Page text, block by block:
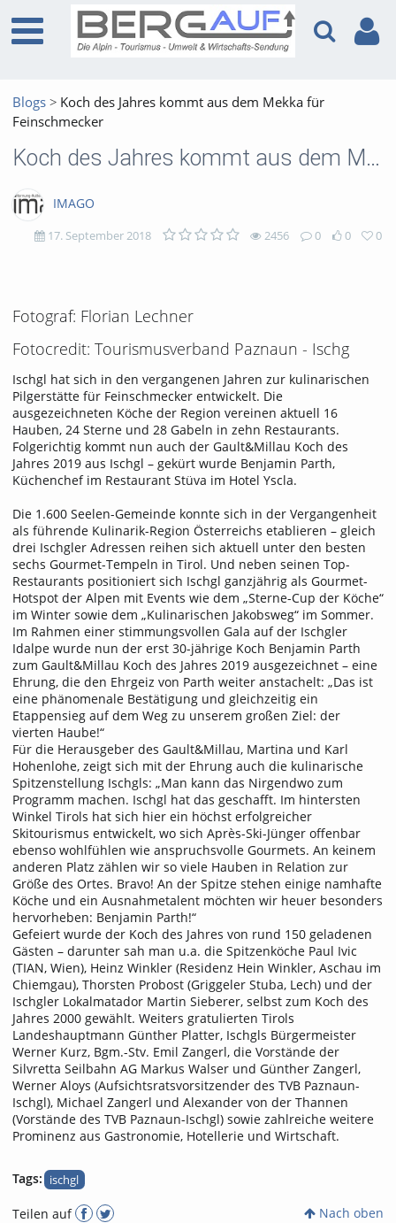
Blogs
Koch des Jahres kommt aus dem Mekka für
Feinschmecker
Koch des Jahres kommt aus dem Mekka für Feinschmecker
IMAGO
17. September 2018 2456 0 0 0
Fotograf: Florian Lechner
Fotocredit: Tourismusverband Paznaun - Ischg
Ischgl hat sich in den vergangenen Jahren zur kulinarischen
Pilgerstätte für Feinschmecker entwickelt. Die
ausgezeichneten Köche der Region vereinen aktuell 16
Hauben, 24 Sterne und 28 Gabeln in zehn Restaurants.
Folgerichtig kommt nun auch der Gault&Millau Koch des
Jahres 2019 aus Ischgl – gekürt wurde Benjamin Parth,
Küchenchef im Restaurant Stüva im Hotel Yscla.
Die 1.600 Seelen-Gemeinde konnte sich in der Vergangenheit
als führende Kulinarik-Region Österreichs etablieren – gleich
drei Ischgler Adressen reihen sich aktuell unter den besten
sechs Gourmet-Tempeln in Tirol. Und neben seinen Top-
Restaurants positioniert sich Ischgl ganzjährig als Gourmet-
Hotspot der Alpen mit Events wie dem „Sterne-Cup der Köche“
im Winter sowie dem „Kulinarischen Jakobsweg“ im Sommer.
Im Rahmen einer stimmungsvollen Gala auf der Ischgler
Idalpe wurde nun der erst 30-jährige Koch Benjamin Parth
zum Gault&Millau Koch des Jahres 2019 ausgezeichnet – eine
Ehrung, die den Ehrgeiz von Parth weiter anstachelt: „Das ist
eine phänomenale Bestätigung und gleichzeitig ein
Etappensieg auf dem Weg zu unserem großen Ziel: der
vierten Haube!“
Für die Herausgeber des Gault&Millau, Martina und Karl
Hohenlohe, zeigt sich mit der Ehrung auch die kulinarische
Spitzenstellung Ischgls: „Man kann das Nirgendwo zum
Programm machen. Ischgl hat das geschafft. Im hintersten
Winkel Tirols hat sich hier ein höchst erfolgreicher
Skitourismus entwickelt, wo sich Après-Ski-Jünger offenbar
ebenso wohlfühlen wie anspruchsvolle Gourmets. An keinem
anderen Platz zählen wir so viele Hauben in Relation zur
Größe des Ortes. Bravo! An der Spitze stehen einige namhafte
Köche und ein Ausnahmetalent möchten wir heuer besonders
hervorheben: Benjamin Parth!“
Gefeiert wurde der Koch des Jahres von rund 150 geladenen
Gästen – darunter sah man u.a. die Spitzenköche Paul Ivic
(TIAN, Wien), Heinz Winkler (Residenz Hein Winkler, Aschau im
Chiemgau), Thorsten Probost (Griggeler Stuba, Lech) und der
Ischgler Lokalmatador Martin Sieberer, selbst zum Koch des
Jahres 2000 gewählt. Weiters gratulierten Tirols
Landeshauptmann Günther Platter, Ischgls Bürgermeister
Werner Kurz, Bgm.-Stv. Emil Zangerl, die Vorstände der
Silvretta Seilbahn AG Markus Walser und Günther Zangerl,
Werner Aloys (Aufsichtsratsvorsitzender des TVB Paznaun-
Ischgl), Michael Zangerl und Alexander von der Thannen
(Vorstände des TVB Paznaun-Ischgl) sowie zahlreiche weitere
Prominenz aus Gastronomie, Hotellerie und Wirtschaft.
Tags: ischgl
Teilen auf Nach oben